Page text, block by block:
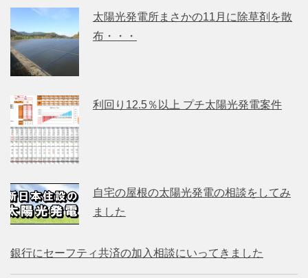
太陽光発電所まさかの11月に除草剤を散
布・・・
利回り12.5％以上 プチ太陽光発電案件
自宅の屋根の太陽光発電の相談をしてみ
ました
銀行にセーフティ共済の加入相談にいってきました